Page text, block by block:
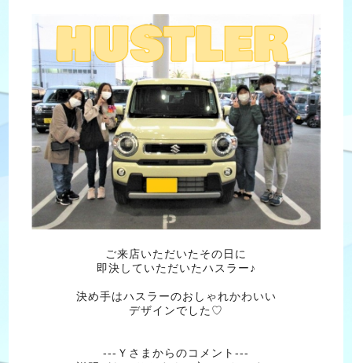
ご来店いただいたその日に
即決していただいたハスラー♪
決め手はハスラーのおしゃれかわいい
デザインでした♡
---Ｙさまからのコメント---